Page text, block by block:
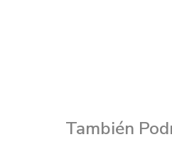
También